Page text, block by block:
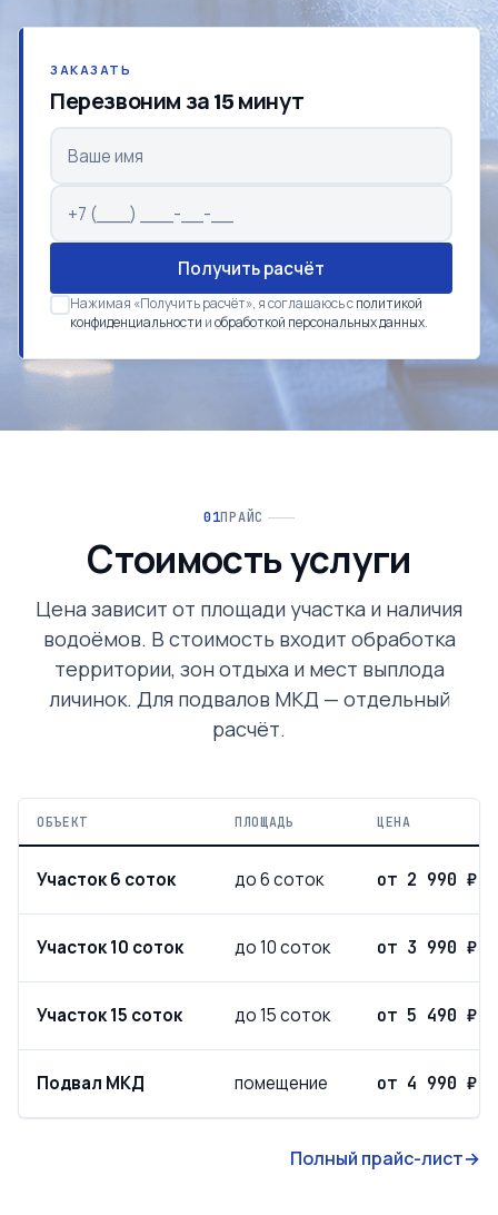
ЗАКАЗАТЬ
Перезвоним за 15 минут
Получить расчёт
Нажимая «Получить расчёт», я соглашаюсь сполитикой
конфиденциальности иобработкой персональных данных.
ПРАЙС
Стоимость услуги
Цена зависит от площади участка и наличия
водоёмов. В стоимость входит обработка
территории, зон отдыха и мест выплода
личинок. Для подвалов МКД — отдельный
расчёт.
ОБЪЕКТ ПЛОЩАДЬ ЦЕНА
Участок 6 соток до 6 соток от 2 990 ₽
Участок 10 соток до 10 соток от 3 990 ₽
Участок 15 соток до 15 соток от 5 490 ₽
Подвал МКД помещение от 4 990 ₽
Полный прайс-лист→